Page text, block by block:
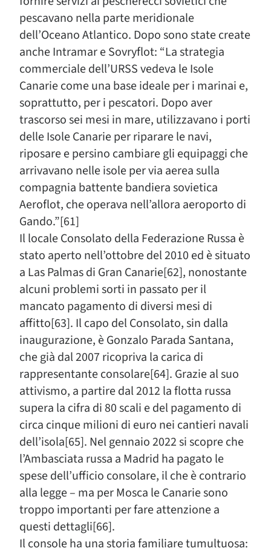
pescavano nella parte meridionale
dell’Oceano Atlantico. Dopo sono state create
anche Intramar e Sovryflot: “La strategia
commerciale dell’URSS vedeva le Isole
Canarie come una base ideale per i marinai e,
soprattutto, per i pescatori. Dopo aver
trascorso sei mesi in mare, utilizzavano i porti
delle Isole Canarie per riparare le navi,
riposare e persino cambiare gli equipaggi che
arrivavano nelle isole per via aerea sulla
compagnia battente bandiera sovietica
Aeroflot, che operava nell’allora aeroporto di
Gando.”[61]
Il locale Consolato della Federazione Russa è
stato aperto nell’ottobre del 2010 ed è situato
a Las Palmas di Gran Canarie[62], nonostante
alcuni problemi sorti in passato per il
mancato pagamento di diversi mesi di
affitto[63]. Il capo del Consolato, sin dalla
inaugurazione, è Gonzalo Parada Santana,
che già dal 2007 ricopriva la carica di
rappresentante consolare[64]. Grazie al suo
attivismo, a partire dal 2012 la flotta russa
supera la cifra di 80 scali e del pagamento di
circa cinque milioni di euro nei cantieri navali
dell’isola[65]. Nel gennaio 2022 si scopre che
l’Ambasciata russa a Madrid ha pagato le
spese dell’ufficio consolare, il che è contrario
alla legge – ma per Mosca le Canarie sono
troppo importanti per fare attenzione a
questi dettagli[66].
Il console ha una storia familiare tumultuosa: